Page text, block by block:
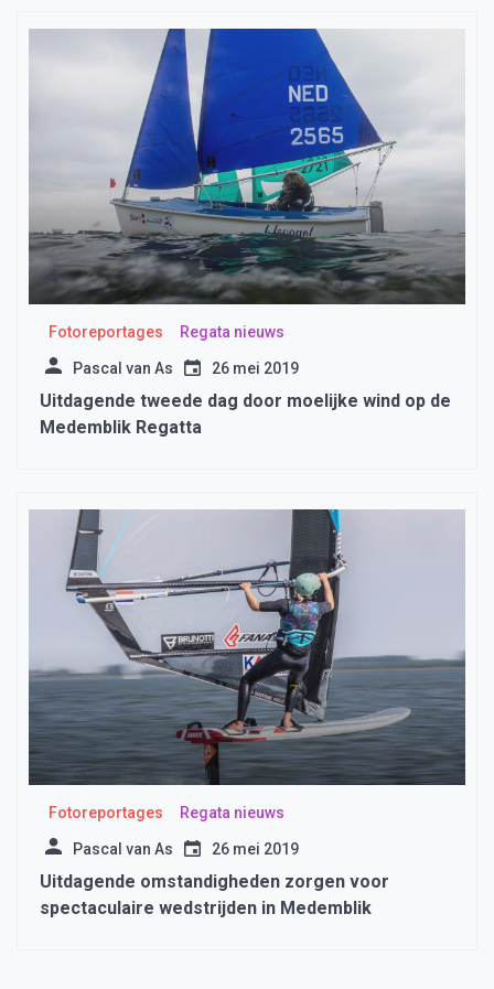
Fotoreportages Regata nieuws
Pascal van As 26 mei 2019
Uitdagende tweede dag door moelijke wind op de
Medemblik Regatta
Fotoreportages Regata nieuws
Pascal van As 26 mei 2019
Uitdagende omstandigheden zorgen voor
spectaculaire wedstrijden in Medemblik